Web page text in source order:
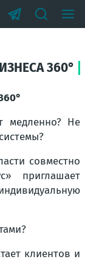
360°
медленно? Не
совместно
приглашает
клиентов и